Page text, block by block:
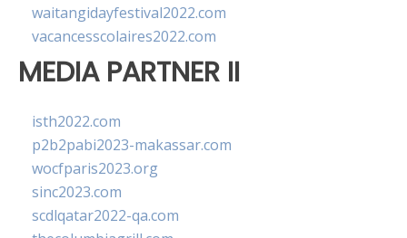
waitangidayfestival2022.com
vacancesscolaires2022.com
MEDIA PARTNER II
isth2022.com
p2b2pabi2023-makassar.com
wocfparis2023.org
sinc2023.com
scdlqatar2022-qa.com